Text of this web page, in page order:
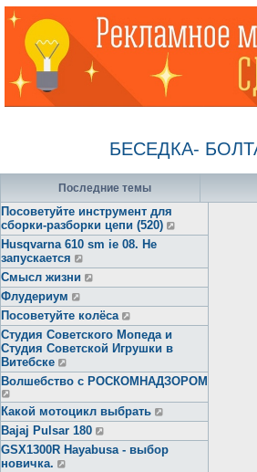
БЕСЕДКА-
Последние темы
Посоветуйте инструмент для
сборки-разборки цепи (520)
Husqvarna 610 sm ie 08. Не
запускается
Смысл жизни
Флудериум
Посоветуйте колёса
Студия Советского Мопеда и
Студия Советской Игрушки в
Витебске
Волшебство с РОСКОМНАДЗОРОМ
Какой мотоцикл выбрать
Bajaj Pulsar 180
GSX1300R Hayabusa - выбор
новичка.